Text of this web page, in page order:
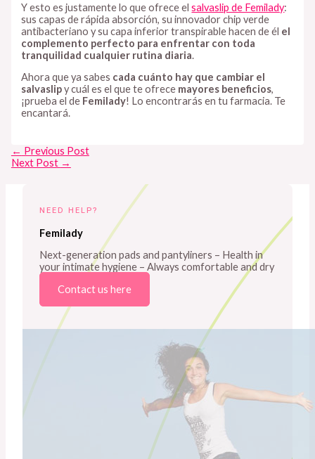
Y esto es justamente lo que ofrece elsalvaslip de Femilady:
sus capas de rápida absorción, su innovador chip verde
antibacteriano y su capa inferior transpirable hacen de él el
complemento perfecto para enfrentar con toda
tranquilidad cualquier rutina diaria.
Ahora que ya sabes cada cuánto hay que cambiar el
salvaslipy cuál es el que te ofrece mayores beneficios,
¡prueba el de Femilady! Lo encontrarás en tu farmacia. Te
encantará.
← Previous Post
Next Post →
NEED HELP?
Femilady
Next-generation pads and pantyliners – Health in
your intimate hygiene – Always comfortable and dry
Contact us here